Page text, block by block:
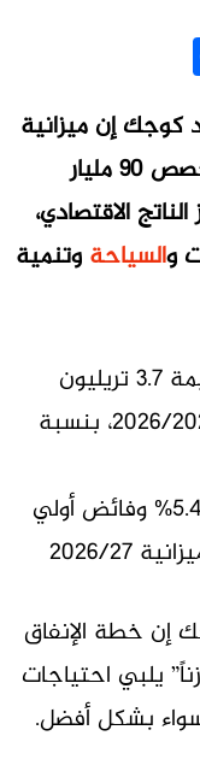
كوجك إن ميزانية
الدولة الجديدة لعام 2026/2027 تخصص 90 مليار
الناتج الاقتصادي،
والسياحة وتنمية
تستهدف مصر جذب استثمارات بقيمة 3.7 تريليون
جنيه مصري خلال السنة المالية 2026/2027، بنسبة
تستهدف مصر تحقيق نمو بنسبة 5.4% وفائض أولي
إن خطة الإنفاق
يلبي احتياجات
بشكل أفضل.